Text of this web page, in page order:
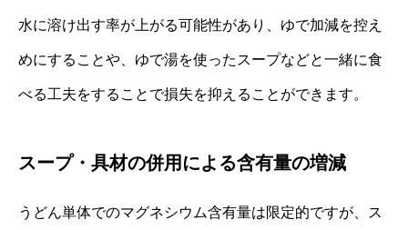
水に溶け出す率が上がる可能性があり、ゆで加減を控え
めにすることや、ゆで湯を使ったスープなどと一緒に食
べる工夫をすることで損失を抑えることができます。
スープ・具材の併用による含有量の増減
うどん単体でのマグネシウム含有量は限定的ですが、ス